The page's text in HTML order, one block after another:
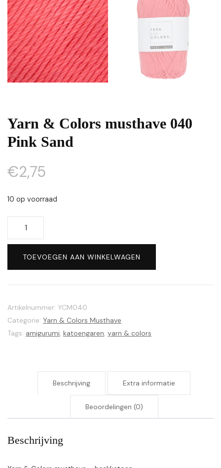
Yarn & Colors musthave 040
Pink Sand
€2,75
10 op voorraad
musthave
Pink
aantal
TOEVOEGEN AAN WINKELWAGEN
Artikelnummer: YCM040
Categorie: Yarn & Colors Musthave
Tags: amigurumi, katoengaren, yarn & colors
Beschrijving Extra informatie
Beoordelingen (0)
Beschrijving